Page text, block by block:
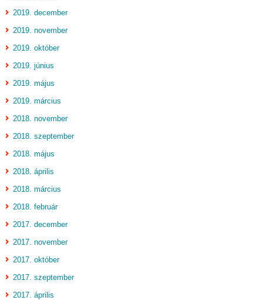
2019. december
2019. november
2019. október
2019. június
2019. május
2019. március
2018. november
2018. szeptember
2018. május
2018. április
2018. március
2018. február
2017. december
2017. november
2017. október
2017. szeptember
2017. április